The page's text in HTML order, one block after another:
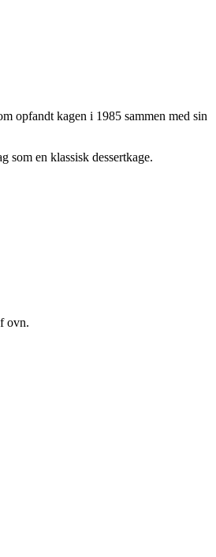
opfandt kagen i 1985 sammen med sin
som en klassisk dessertkage.
ovn.